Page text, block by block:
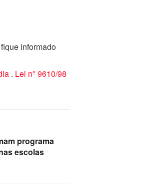
informado
. Lei nº 9610/98
programa
escolas